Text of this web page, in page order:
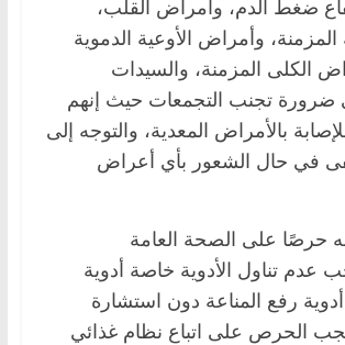
ضغط الدم، وأمراض القلب،
وأمراض الأوعية الدموية
الكلى المزمنة، والسيدات
ضرورة تجنب التجمعات حيث إنهم
بالأمراض المعدية، والتوجه إلى
في حال الشعور بأي أعراض
حرصًا على الصحة العامة
عدم تناول الأدوية خاصة أدوية
أدوية رفع المناعة دون استشارة
الحرص على اتباع نظام غذائي